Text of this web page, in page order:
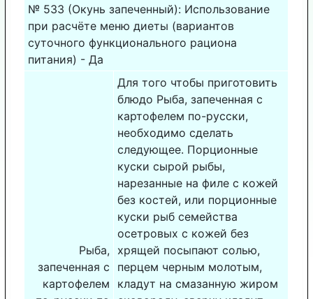
№ 533 (Окунь запеченный): Использование
при расчёте меню диеты (вариантов
суточного функционального рациона
питания) - Да
Рыба,
запеченная с
картофелем
Для того чтобы приготовить
блюдо Рыба, запеченная с
картофелем по-русски,
необходимо сделать
следующее. Порционные
куски сырой рыбы,
нарезанные на филе с кожей
без костей, или порционные
куски рыб семейства
осетровых с кожей без
хрящей посыпают солью,
перцем черным молотым,
кладут на смазанную жиром